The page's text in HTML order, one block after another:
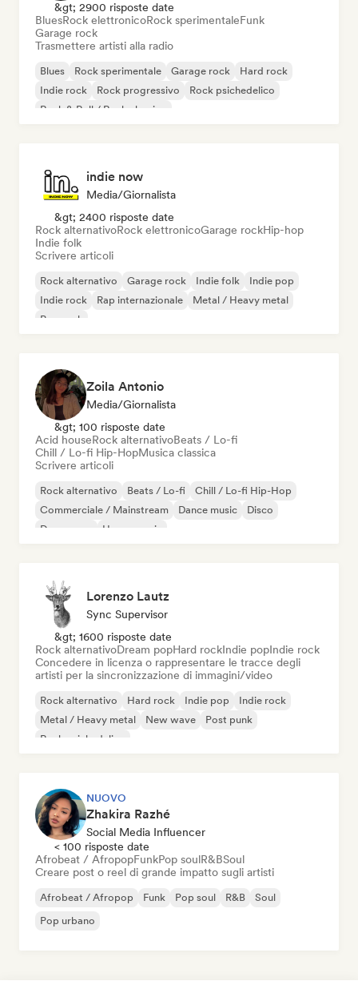
&gt; 2900 risposte date
BluesRock elettronicoRock sperimentaleFunk
Garage rock
Trasmettere artisti alla radio
Blues Rock sperimentale Garage rock
Hard rock
Indie rock
Rock progressivo
Rock psichedelico
Rock & Roll / Rock classico
indie now
Media/Giornalista
&gt; 2400 risposte date
Rock alternativoRock elettronicoGarage rockHip-hop
Indie folk
Scrivere articoli
Rock alternativo Garage rock Indie folk
Indie pop
Indie rock
Rap internazionale
Metal / Heavy metal
Pop rock
Zoila Antonio
Media/Giornalista
&gt; 100 risposte date
Acid houseRock alternativoBeats / Lo-fi
Chill / Lo-fi Hip-HopMusica classica
Scrivere articoli
Rock alternativo Beats / Lo-fi
Chill / Lo-fi Hip-Hop
Commerciale / Mainstream
Dance music
Disco
Dream pop
House music
Lorenzo Lautz
Sync Supervisor
&gt; 1600 risposte date
Rock alternativoDream popHard rockIndie popIndie rock
Concedere in licenza o rappresentare le tracce degli
artisti per la sincronizzazione di immagini/video
Rock alternativo Hard rock Indie pop
Indie rock
Metal / Heavy metal
New wave
Post punk
Rock psichedelico
NUOVO
Zhakira Razhé
Social Media Influencer
< 100 risposte date
Afrobeat / AfropopFunkPop soulR&BSoul
Creare post o reel di grande impatto sugli artisti
Afrobeat / Afropop Funk Pop soul R&B
Soul
Pop urbano